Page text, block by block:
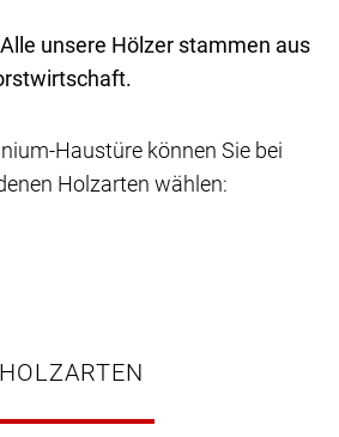
unsere Hölzer stammen aus
Haustüre können Sie bei
Holzarten wählen:
HOLZARTEN